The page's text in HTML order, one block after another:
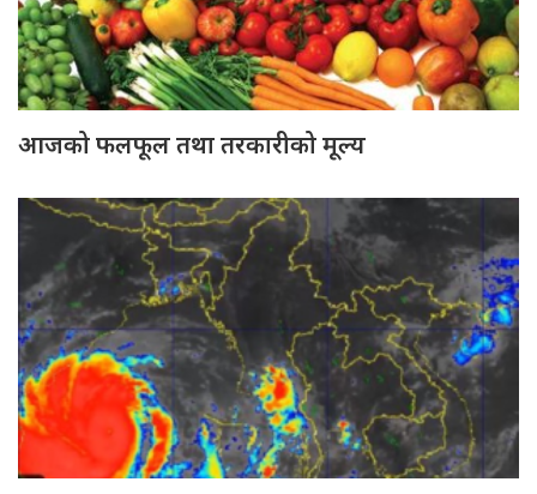
आजको फलफूल तथा तरकारीको मूल्य